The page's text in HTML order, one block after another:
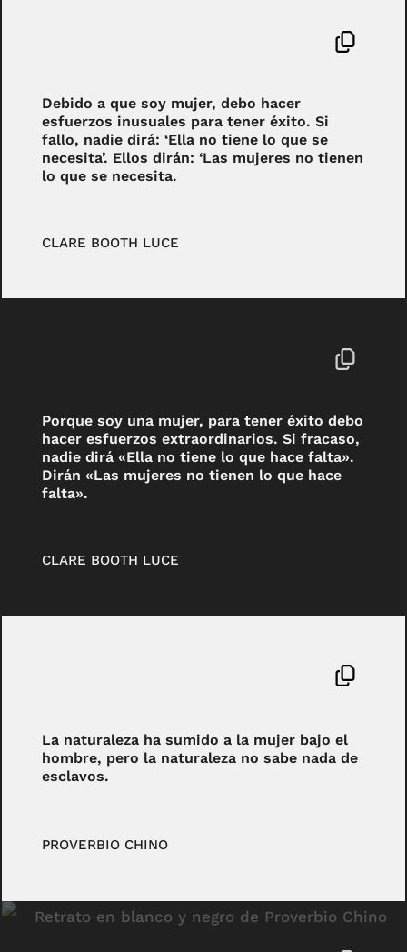
Debido a que soy mujer, debo hacer
esfuerzos inusuales para tener éxito. Si
fallo, nadie dirá: ‘Ella no tiene lo que se
necesita’. Ellos dirán: ‘Las mujeres no tienen
lo que se necesita.
CLARE BOOTH LUCE
Porque soy una mujer, para tener éxito debo
hacer esfuerzos extraordinarios. Si fracaso,
nadie dirá «Ella no tiene lo que hace falta».
Dirán «Las mujeres no tienen lo que hace
falta».
CLARE BOOTH LUCE
La naturaleza ha sumido a la mujer bajo el
hombre, pero la naturaleza no sabe nada de
esclavos.
PROVERBIO CHINO